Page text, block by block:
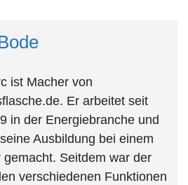
ist Macher von
Er arbeitet seit
in der Energiebranche und
Ausbildung bei einem
Seitdem war der
verschiedenen Funktionen